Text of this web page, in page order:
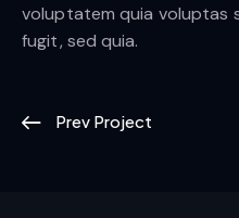
voluptatem quia voluptas
fugit, sed quia.
Prev Project